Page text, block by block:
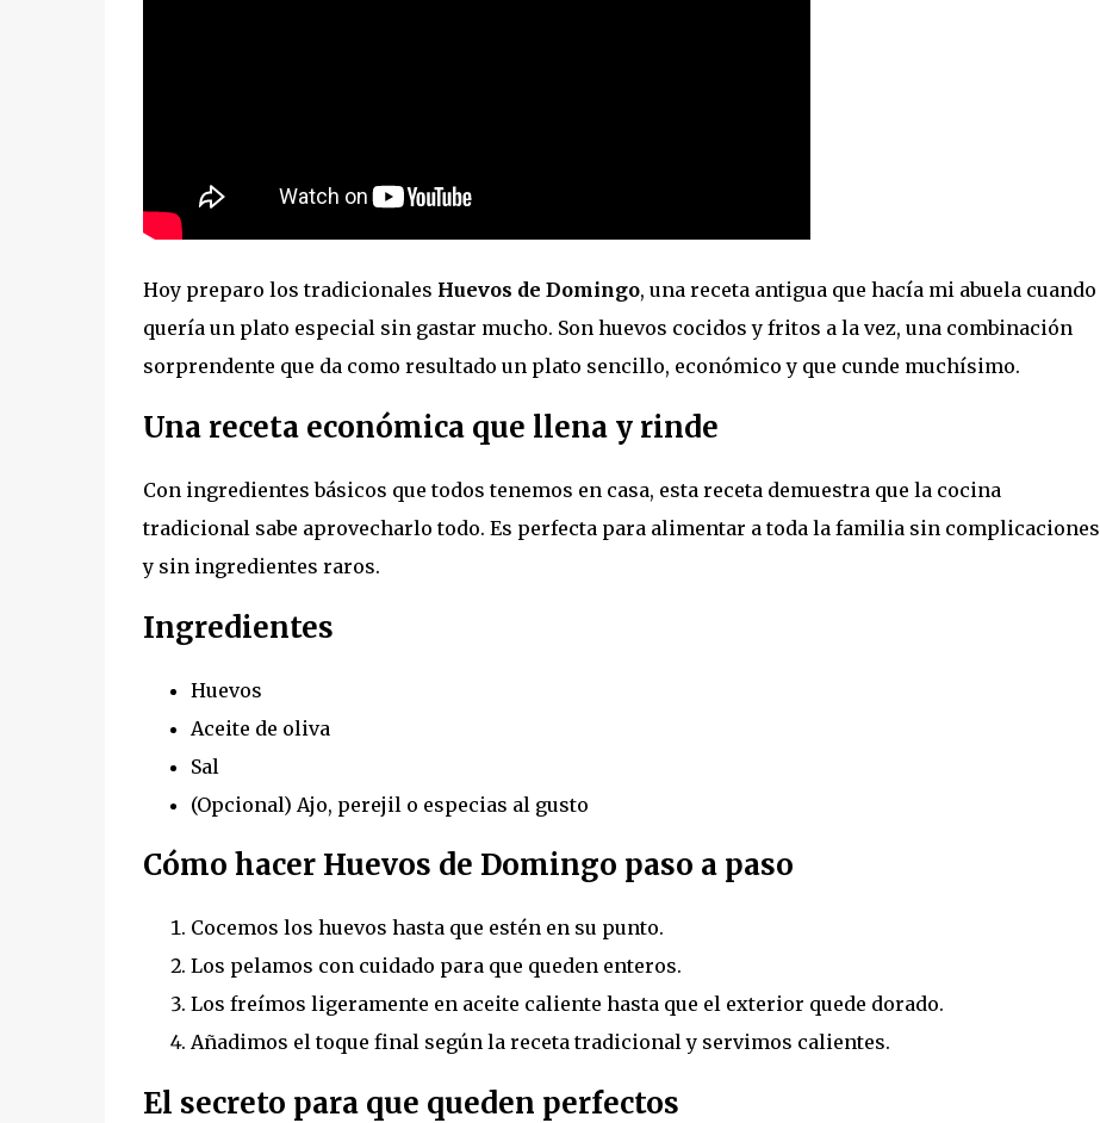
Hoy preparo los tradicionales Huevos de Domingo, una receta antigua que hacía mi abuela cuando
quería un plato especial sin gastar mucho. Son huevos cocidos y fritos a la vez, una combinación
sorprendente que da como resultado un plato sencillo, económico y que cunde muchísimo.
Una receta económica que llena y rinde
Con ingredientes básicos que todos tenemos en casa, esta receta demuestra que la cocina
tradicional sabe aprovecharlo todo. Es perfecta para alimentar a toda la familia sin complicaciones
y sin ingredientes raros.
Ingredientes
Huevos
Aceite de oliva
Sal
(Opcional) Ajo, perejil o especias al gusto
Cómo hacer Huevos de Domingo paso a paso
Cocemos los huevos hasta que estén en su punto.
Los pelamos con cuidado para que queden enteros.
Los freímos ligeramente en aceite caliente hasta que el exterior quede dorado.
Añadimos el toque final según la receta tradicional y servimos calientes.
El secreto para que queden perfectos